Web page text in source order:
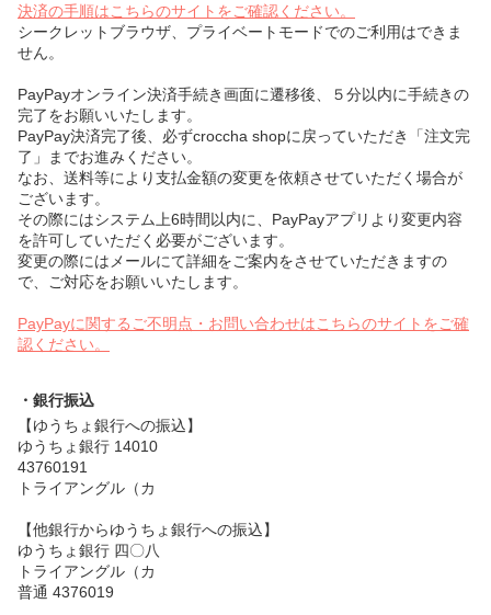
決済の手順はこちらのサイトをご確認ください。
シークレットブラウザ、プライベートモードでのご利用はできま
せん。
PayPayオンライン決済手続き画面に遷移後、５分以内に手続きの
完了をお願いいたします。
PayPay決済完了後、必ずcroccha shopに戻っていただき「注文完
了」までお進みください。
なお、送料等により支払金額の変更を依頼させていただく場合が
ございます。
その際にはシステム上6時間以内に、PayPayアプリより変更内容
を許可していただく必要がございます。
変更の際にはメールにて詳細をご案内をさせていただきますの
で、ご対応をお願いいたします。
PayPayに関するご不明点・お問い合わせはこちらのサイトをご確
認ください。
・銀行振込
【ゆうちょ銀行への振込】
ゆうちょ銀行 14010
43760191
トライアングル（カ
【他銀行からゆうちょ銀行への振込】
ゆうちょ銀行 四〇八
トライアングル（カ
普通 4376019